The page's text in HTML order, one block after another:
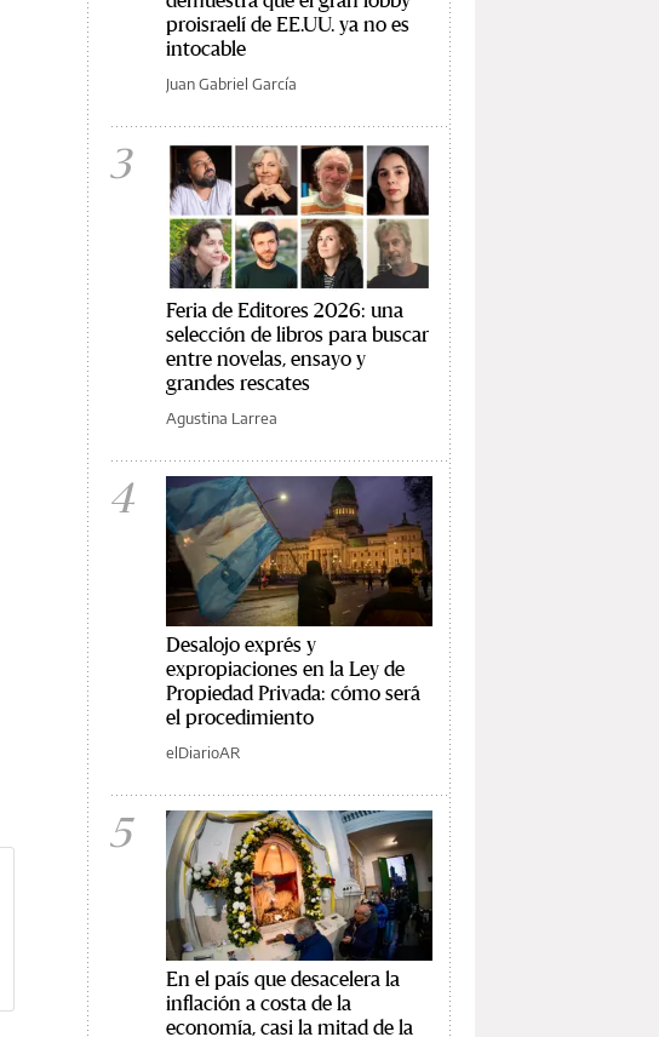
proisraelí de EE.UU. ya no es
intocable
Juan Gabriel García
3
Feria de Editores 2026: una
selección de libros para buscar
entre novelas, ensayo y
grandes rescates
Agustina Larrea
4
Desalojo exprés y
expropiaciones en la Ley de
Propiedad Privada: cómo será
el procedimiento
elDiarioAR
5
En el país que desacelera la
inflación a costa de la
economía, casi la mitad de la